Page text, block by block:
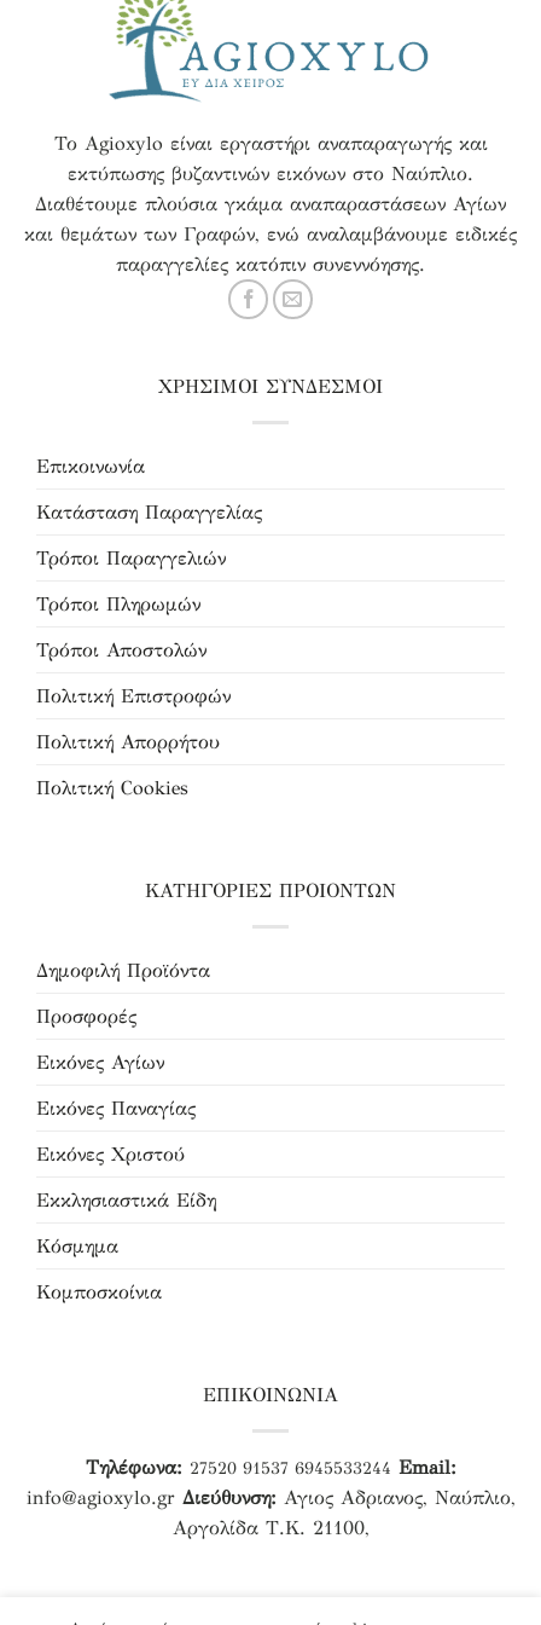
Το Agioxylo είναι εργαστήρι αναπαραγωγής και
εκτύπωσης βυζαντινών εικόνων στο Ναύπλιο.
Διαθέτουμε πλούσια γκάμα αναπαραστάσεων Αγίων
και θεμάτων των Γραφών, ενώ αναλαμβάνουμε ειδικές
παραγγελίες κατόπιν συνεννόησης.
ΧΡΗΣΙΜΟΙ ΣΥΝΔΕΣΜΟΙ
Επικοινωνία
Κατάσταση Παραγγελίας
Τρόποι Παραγγελιών
Τρόποι Πληρωμών
Τρόποι Αποστολών
Πολιτική Επιστροφών
Πολιτική Απορρήτου
Πολιτική Cookies
ΚΑΤΗΓΟΡΙΕΣ ΠΡΟΙΟΝΤΩΝ
Δημοφιλή Προϊόντα
Προσφορές
Εικόνες Αγίων
Εικόνες Παναγίας
Εικόνες Χριστού
Εκκλησιαστικά Είδη
Κόσμημα
Κομποσκοίνια
ΕΠΙΚΟΙΝΩΝΙΑ
Τηλέφωνα: 27520 91537 6945533244 Email:
info@agioxylo.gr Διεύθυνση: Αγιος Αδριανος, Ναύπλιο,
Αργολίδα Τ.Κ. 21100,